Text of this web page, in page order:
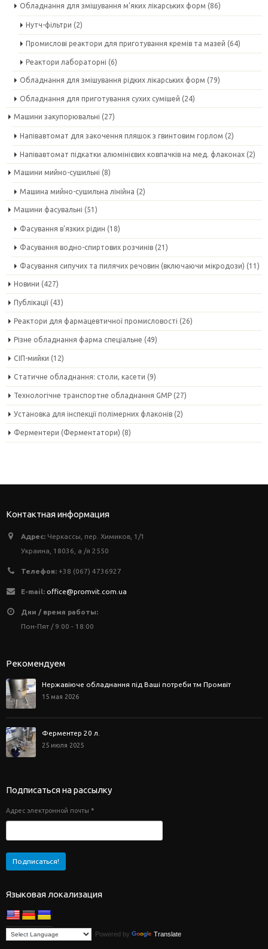
Обладнання для змішування м'яких лікарських форм (86)
Нутч-фільтри (2)
Промислові реактори для приготування кремів та мазей (64)
Реактори лабораторні (6)
Обладнання для змішування рідких лікарських форм (79)
Обладнання для приготування сухих сумішей (24)
Машини закупорювальні (27)
Напівавтомат для закочення пляшок з гвинтовим горлом (2)
Напівавтомат підкатки алюмінієвих ковпачків на мед. флаконах (2)
Машини мийно-сушильні (8)
Машина мийно-сушильна лінійна (2)
Машини фасувальні (51)
Фасування в'язких рідин (18)
Фасування водно-спиртових розчинів (21)
Фасування сипучих та пилячих речовин (включаючи мікродози) (11)
Новини (427)
Публікації (43)
Реактори для фармацевтичної промисловості (26)
Різне обладнання фарма спеціальне (49)
СІП-мийки (12)
Статичне обладнання: столи, касети (9)
Технологічне транспортне обладнання GMP (27)
Установка для інспекції полімерних флаконів (2)
Ферментери (Ферментатори) (8)
Контактная информация
Адрес: Черкассы, пер. Химиков, 1/1
Украина, 18036, а /я 2550
Телефон: +38 (067) 4736927
E-mail: office@promvit.com.ua
Дни / время работы:
Пон-Пят / 9:00 - 18:00
Рекомендуем
Нержавіюче обладнання під Ваші потреби тм Промвіт
15 мая 2026
Ферментер 20 л.
25 июля 2025
Подписаться на рассылку
Адрес электронной почты *
Языковая локализация
Powered by Translate